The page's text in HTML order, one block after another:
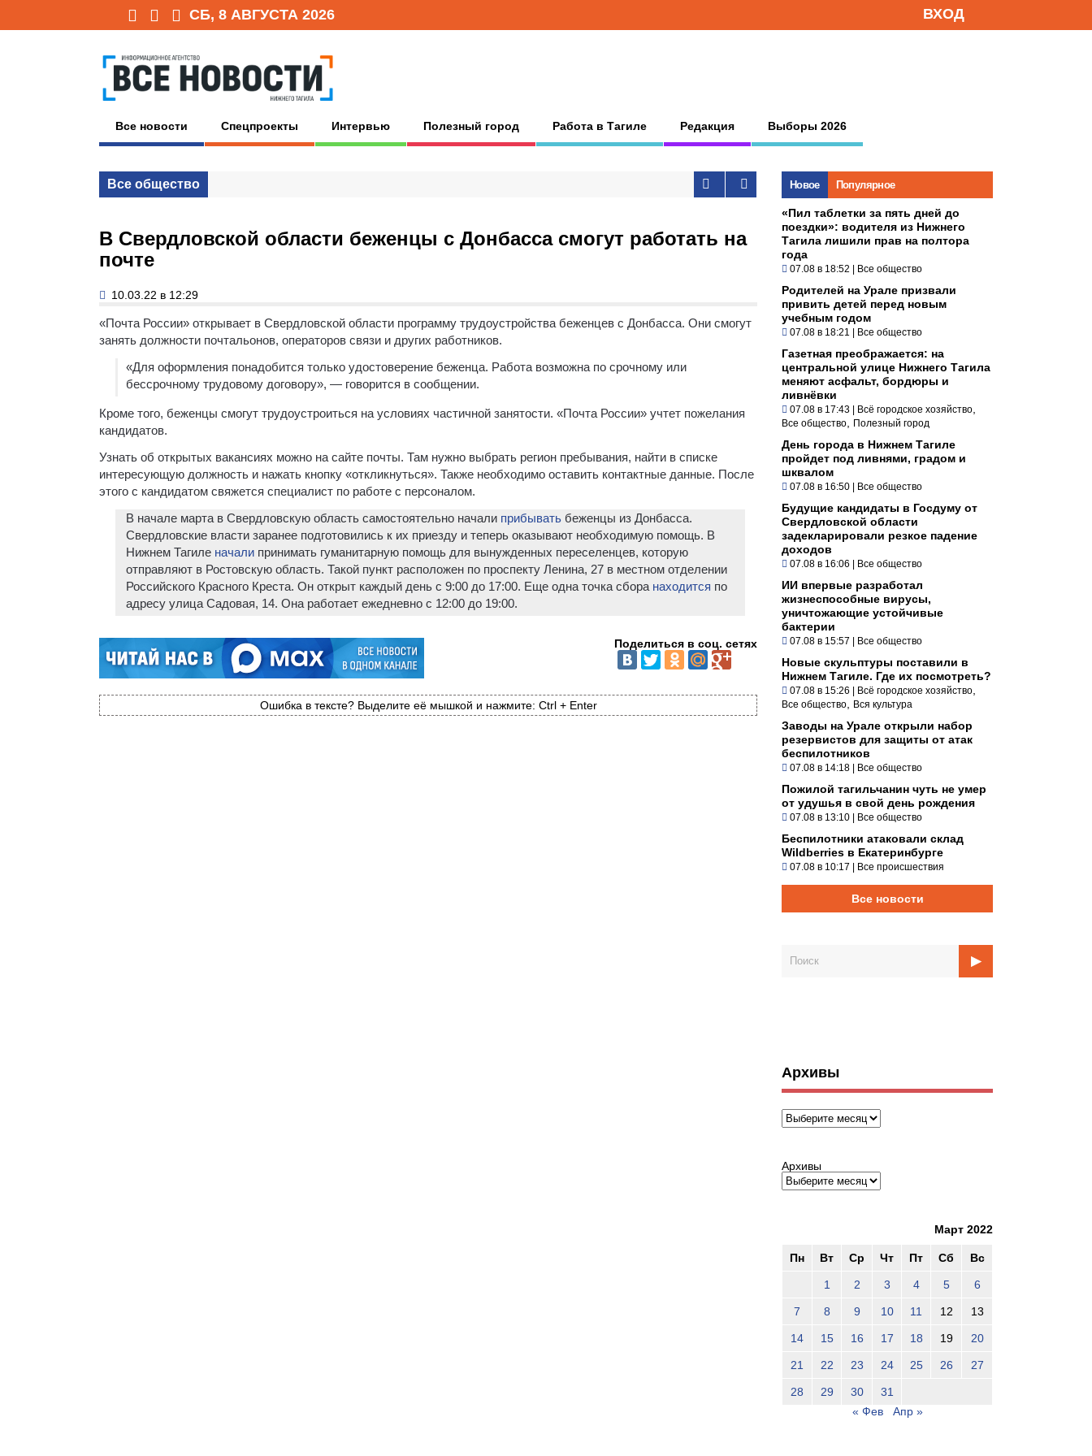
СБ, 8 АВГУСТА 2026 ВХОД
Все новости Спецпроекты Интервью Полезный город Работа в Тагиле Редакция Выборы 2026
Все общество
В Свердловской области беженцы с Донбасса смогут работать на
почте
10.03.22 в 12:29
«Почта России» открывает в Свердловской области программу трудоустройства беженцев с Донбасса. Они смогут
занять должности почтальонов, операторов связи и других работников.
«Для оформления понадобится только удостоверение беженца. Работа возможна по срочному или
бессрочному трудовому договору», — говорится в сообщении.
Кроме того, беженцы смогут трудоустроиться на условиях частичной занятости. «Почта России» учтет пожелания
кандидатов.
Узнать об открытых вакансиях можно на сайте почты. Там нужно выбрать регион пребывания, найти в списке
интересующую должность и нажать кнопку «откликнуться». Также необходимо оставить контактные данные. После
этого с кандидатом свяжется специалист по работе с персоналом.
В начале марта в Свердловскую область самостоятельно начали прибывать беженцы из Донбасса.
Свердловские власти заранее подготовились к их приезду и теперь оказывают необходимую помощь. В
Нижнем Тагиле начали принимать гуманитарную помощь для вынужденных переселенцев, которую
отправляют в Ростовскую область. Такой пункт расположен по проспекту Ленина, 27 в местном отделении
Российского Красного Креста. Он открыт каждый день с 9:00 до 17:00. Еще одна точка сбора находится по
адресу улица Садовая, 14. Она работает ежедневно с 12:00 до 19:00.
Поделиться в соц. сетях
Ошибка в тексте? Выделите её мышкой и нажмите: Ctrl + Enter
Новое Популярное
«Пил таблетки за пять дней до
поездки»: водителя из Нижнего
Тагила лишили прав на полтора
года
07.08 в 18:52 | Все общество
Родителей на Урале призвали
привить детей перед новым
учебным годом
07.08 в 18:21 | Все общество
Газетная преображается: на
центральной улице Нижнего Тагила
меняют асфальт, бордюры и
ливнёвки
07.08 в 17:43 | Всё городское хозяйство
Все общество Полезный город
День города в Нижнем Тагиле
пройдет под ливнями, градом и
шквалом
07.08 в 16:50 | Все общество
Будущие кандидаты в Госдуму от
Свердловской области
задекларировали резкое падение
доходов
07.08 в 16:06 | Все общество
ИИ впервые разработал
жизнеспособные вирусы,
уничтожающие устойчивые
бактерии
07.08 в 15:57 | Все общество
Новые скульптуры поставили в
Нижнем Тагиле. Где их посмотреть?
07.08 в 15:26 | Всё городское хозяйство
Все общество Вся культура
Заводы на Урале открыли набор
резервистов для защиты от атак
беспилотников
07.08 в 14:18 | Все общество
Пожилой тагильчанин чуть не умер
от удушья в свой день рождения
07.08 в 13:10 | Все общество
Беспилотники атаковали склад
Wildberries в Екатеринбурге
07.08 в 10:17 | Все происшествия
Все новости
Архивы
Архивы
Архивы
Март 2022
Пн Вт Ср Чт Пт Сб Вс
1 2 3 4 5 6
7 8 9 10 11 12 13
14 15 16 17 18 19 20
21 22 23 24 25 26 27
28 29 30
31
« Фев
Апр »